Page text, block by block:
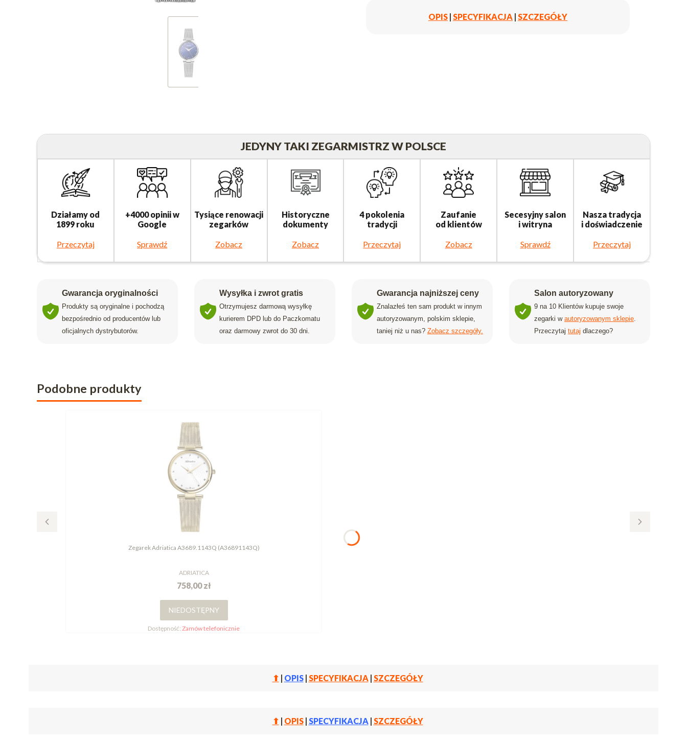
OPIS | SPECYFIKACJA | SZCZEGÓŁY
JEDYNY TAKI ZEGARMISTRZ W POLSCE
Działamy od
1899 roku
Przeczytaj
+4000 opinii w
Google
Sprawdź
Tysiące renowacji
zegarków
Zobacz
Historyczne
dokumenty
Zobacz
4 pokolenia
tradycji
Przeczytaj
Zaufanie
od klientów
Zobacz
Secesyjny salon
i witryna
Sprawdź
Nasza tradycja
i doświadczenie
Przeczytaj
Gwarancja oryginalności
Produkty są oryginalne i pochodzą
bezpośrednio od producentów lub
oficjalnych dystrybutorów.
Wysyłka i zwrot gratis
Otrzymujesz darmową wysyłkę
kurierem DPD lub do Paczkomatu
oraz darmowy zwrot do 30 dni.
Gwarancja najniższej ceny
Znalazłeś ten sam produkt w innym
autoryzowanym, polskim sklepie,
taniej niż u nas? Zobacz szczegóły.
Salon autoryzowany
9 na 10 Klientów kupuje swoje
zegarki w autoryzowanym sklepie.
Przeczytaj tutaj dlaczego?
Podobne produkty
Zegarek Adriatica A3689.1143Q (A36891143Q)
ADRIATICA
758,00 zł
NIEDOSTĘPNY
Dostępność: Zamów telefonicznie
⬆ | OPIS| SPECYFIKACJA| SZCZEGÓŁY
⬆ | OPIS| SPECYFIKACJA| SZCZEGÓŁY